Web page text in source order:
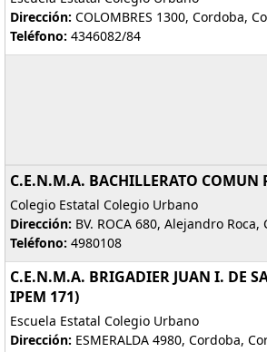
Dirección: COLOMBRES 1300, Cordoba,
Teléfono: 4346082/84
C.E.N.M.A. BACHILLERATO COMUN
Colegio Estatal Colegio Urbano
Dirección: BV. ROCA 680, Alejandro
Teléfono: 4980108
C.E.N.M.A. BRIGADIER JUAN I. DE
IPEM 171)
Escuela Estatal Colegio Urbano
Dirección: ESMERALDA 4980, Cordoba,